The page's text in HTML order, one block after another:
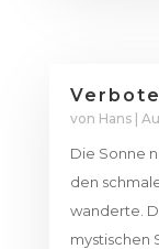
von Hans|
Die Sonne
den
wanderte.
mystischen